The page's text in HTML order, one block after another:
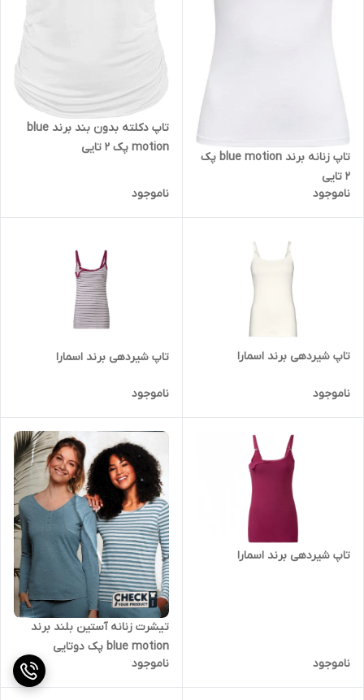
تاپ زنانه برند blue motion پک
2 تایی
ناموجود
تاپ دکلته بدون بند برند blue
motion پک 2 تایی
ناموجود
تاپ شیردهی برند اسمارا
ناموجود
تاپ شیردهی برند اسمارا
ناموجود
تاپ شیردهی برند اسمارا
ناموجود
تیشرت زنانه آستین بلند برند
blue motion پک دوتایی
ناموجود